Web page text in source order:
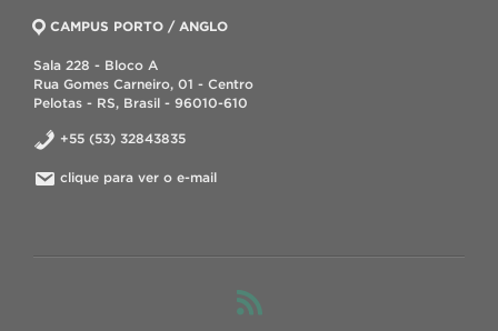
CAMPUS PORTO / ANGLO
Sala 228 - Bloco A
Rua Gomes Carneiro, 01 - Centro
Pelotas - RS, Brasil - 96010-610
+55 (53) 32843835
clique para ver o e-mail